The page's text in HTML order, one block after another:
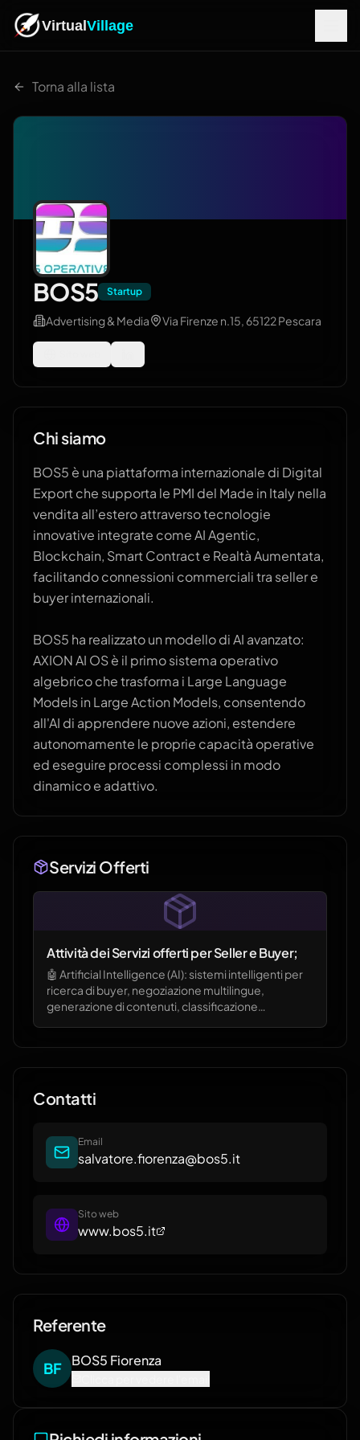
VirtualVillage
Torna alla lista
BOS5 Startup
Advertising & Media Via Firenze n.15, 65122 Pescara
Chi siamo
BOS5 è una piattaforma internazionale di Digital
Export che supporta le PMI del Made in Italy nella
vendita all’estero attraverso tecnologie
innovative integrate come AI Agentic,
Blockchain, Smart Contract e Realtà Aumentata,
facilitando connessioni commerciali tra seller e
buyer internazionali.
BOS5 ha realizzato un modello di AI avanzato:
AXION AI OS è il primo sistema operativo
algebrico che trasforma i Large Language
Models in Large Action Models, consentendo
all'AI di apprendere nuove azioni, estendere
autonomamente le proprie capacità operative
ed eseguire processi complessi in modo
dinamico e adattivo.
Servizi Offerti
Attività dei Servizi offerti per Seller e Buyer;
🤖 Artificial Intelligence (AI): sistemi intelligenti per
ricerca di buyer, negoziazione multilingue,
generazione di contenuti, classificazione
transazioni e garanzia dell'integrità dei dati tra seller
3D di prodotti e macchinari, dimostrazioni
internazionali. 🌐 Metaverse & Virtual Stands:
creazione di showroom e stand virtuali per
promuovere il Made in Italy e facilitare incontri
matching tra domanda e offerta, gestione dei
processi di internazionalizzazione e servizi operativi
Contatti
Email
salvatore.fiorenza@bos5.it
Sito web
www.bos5.it
Referente
BF BOS5 Fiorenza